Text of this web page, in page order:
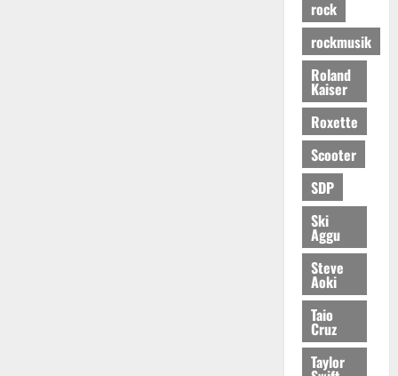
rock
rockmusik
Roland
Kaiser
Roxette
Scooter
SDP
Ski
Aggu
Steve
Aoki
Taio
Cruz
Taylor